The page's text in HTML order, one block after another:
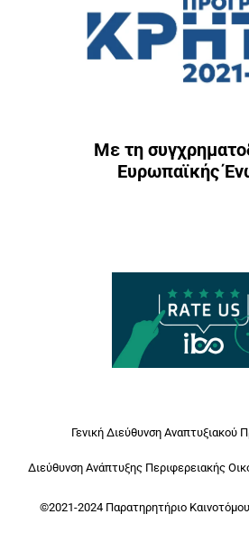
Με τη
Ευρωπαϊκής
Γενική Διεύθυνση Αναπτυξιακού
Διεύθυνση Ανάπτυξης Περιφερειακής
©2021-2024 Παρατηρητήριο